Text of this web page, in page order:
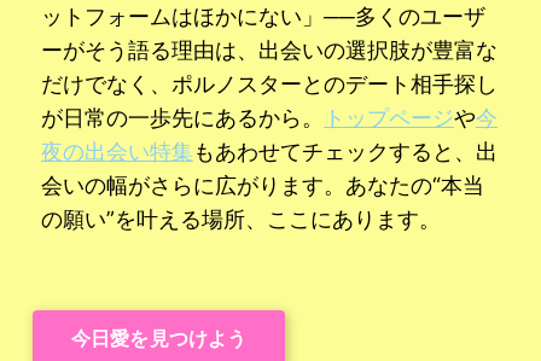
ットフォームはほかにない」──多くのユーザ
ーがそう語る理由は、出会いの選択肢が豊富な
だけでなく、ポルノスターとのデート相手探し
が日常の一歩先にあるから。
トップページや今
夜の出会い特集もあわせてチェックすると、出
会いの幅がさらに広がります。あなたの“本当
の願い”を叶える場所、ここにあります。
今日愛を見つけよう